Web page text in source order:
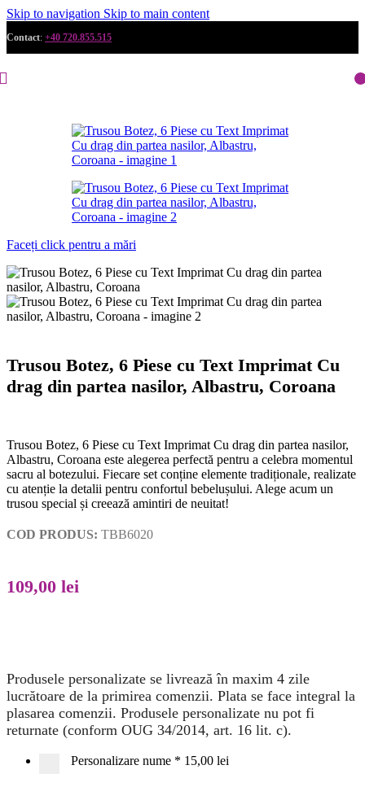
Skip to navigation Skip to main content
Contact: +40 720.855.515
Faceți click pentru a mări
Trusou Botez, 6 Piese cu Text Imprimat Cu
drag din partea nasilor, Albastru, Coroana
Trusou Botez, 6 Piese cu Text Imprimat Cu drag din partea nasilor,
Albastru, Coroana este alegerea perfectă pentru a celebra momentul
sacru al botezului. Fiecare set conține elemente tradiționale, realizate
cu atenție la detalii pentru confortul bebelușului. Alege acum un
trusou special și creează amintiri de neuitat!
COD PRODUS: TBB6020
109,00 lei
Produsele personalizate se livrează în maxim 4 zile
lucrătoare de la primirea comenzii. Plata se face integral la
plasarea comenzii. Produsele personalizate nu pot fi
returnate (conform OUG 34/2014, art. 16 lit. c).
Personalizare nume * 15,00 lei